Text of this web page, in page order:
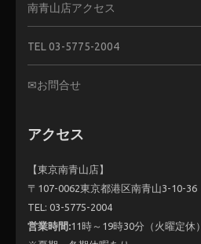
南青山店アクセス
TEL 03-5775-2004
✉お問合せ
アクセス
【東京南青山店】
〒107-0062東京都港区南青山3-10-36
TEL: 03-5775-2004
営業時間:11時～19時30分（火曜定休）